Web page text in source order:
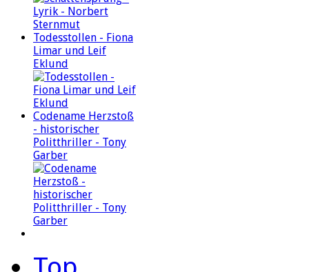
Todesstollen - Fiona
Limar und Leif
Eklund
Codename Herzstoß
- historischer
Politthriller - Tony
Garber